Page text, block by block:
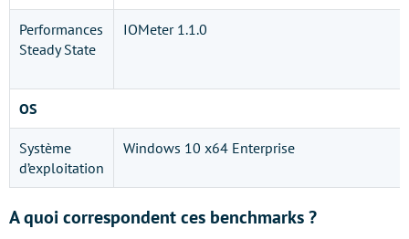
Performances
Steady State
IOMeter 1.1.0
OS
Système
d’exploitation
Windows 10 x64 Enterprise
A quoi correspondent ces benchmarks ?